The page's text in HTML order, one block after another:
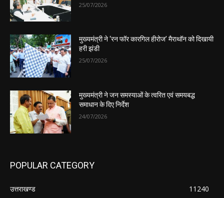
25/07/2026
मुख्यमंत्री ने ‘रन फॉर कारगिल हीरोज’ मैराथॉन को दिखायी
हरी झंडी
25/07/2026
मुख्यमंत्री ने जन समस्याओं के त्वरित एवं समयबद्ध
समाधान के दिए निर्देश
24/07/2026
POPULAR CATEGORY
उत्तराखण्ड
11240